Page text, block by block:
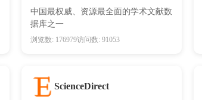
中国最权威、资源最全面的学术文献数
据库之一
浏览数: 176979访问数: 91053
ScienceDirect